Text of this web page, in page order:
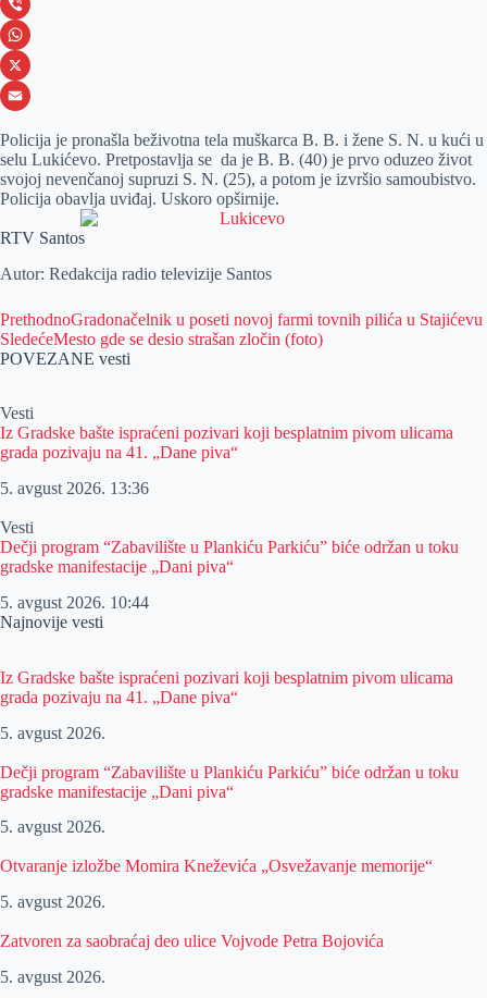
e
b
o
k
s
s
e
g
e
i
n
k
d
I
V
i
b
r
W
h
t
s
p
p
X
m
a
l
Policija je pronašla beživotna tela muškarca B. B. i žene S. N. u kući u
selu Lukićevo. Pretpostavlja se da je B. B. (40) je prvo oduzeo život
svojoj nevenčanoj supruzi S. N. (25), a potom je izvršio samoubistvo.
Policija obavlja uviđaj. Uskoro opširnije.
RTV Santos
Autor: Redakcija radio televizije Santos
PrethodnoGradonačelnik u poseti novoj farmi tovnih pilića u Stajićevu
SledećeMesto gde se desio strašan zločin (foto)
POVEZANE vesti
Vesti
Iz Gradske bašte ispraćeni pozivari koji besplatnim pivom ulicama
grada pozivaju na 41. „Dane piva“
5. avgust 2026. 13:36
Vesti
Dečji program “Zabavilište u Plankiću Parkiću” biće održan u toku
gradske manifestacije „Dani piva“
5. avgust 2026. 10:44
Najnovije vesti
Iz Gradske bašte ispraćeni pozivari koji besplatnim pivom ulicama
grada pozivaju na 41. „Dane piva“
5. avgust 2026.
Dečji program “Zabavilište u Plankiću Parkiću” biće održan u toku
gradske manifestacije „Dani piva“
5. avgust 2026.
Otvaranje izložbe Momira Kneževića „Osvežavanje memorije“
5. avgust 2026.
Zatvoren za saobraćaj deo ulice Vojvode Petra Bojovića
5. avgust 2026.